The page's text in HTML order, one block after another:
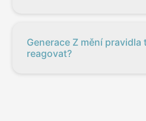
Generace Z mění
reagovat?